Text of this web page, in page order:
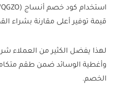
قيمة توفير أعلى مقارنة بشراء
لهذا يفضل الكثير من العملاء
وأغطية الوسائد ضمن طقم
الخصم.